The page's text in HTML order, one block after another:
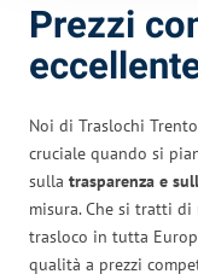
Prezzi
Noi di Traslochi
cruciale quando si
sulla trasparenza e
misura. Che si tratti
trasloco in tutta
qualità a prezzi